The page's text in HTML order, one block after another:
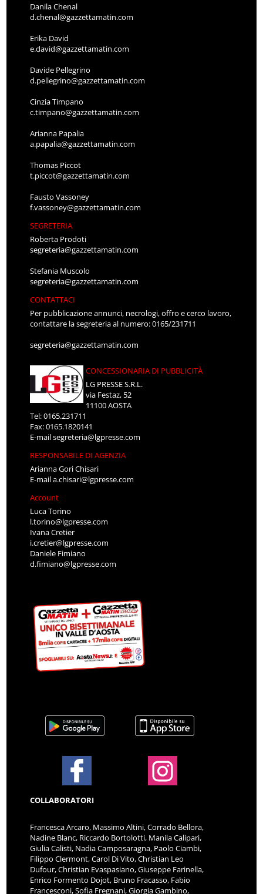
Danila Chenal
d.chenal@gazzettamatin.com
Erika David
e.david@gazzettamatin.com
Davide Pellegrino
d.pellegrino@gazzettamatin.com
Cinzia Timpano
c.timpano@gazzettamatin.com
Arianna Papalia
a.papalia@gazzettamatin.com
Thomas Piccot
t.piccot@gazzettamatin.com
Fausto Vassoney
f.vassoney@gazzettamatin.com
SEGRETERIA
Roberta Prodoti
segreteria@gazzettamatin.com
Stefania Muscolo
segreteria@gazzettamatin.com
CONTATTACI
Per pubblicazione annunci, necrologi, offro e cerco lavoro,
contattare la segreteria al numero: 0165/231711
segreteria@gazzettamatin.com
CONCESSIONARIA DI PUBBLICITÀ
LG PRESSE S.R.L.
via Festaz, 52
11100 AOSTA
Tel: 0165.231711
Fax: 0165.1820141
E-mailsegreteria@lgpresse.com
RESPONSABILE DI AGENZIA
Arianna Gori Chisari
E-maila.chisari@lgpresse.com
Account
Luca Torino
l.torino@lgpresse.com
Ivana Cretier
i.cretier@lgpresse.com
Daniele Fimiano
d.fimiano@lgpresse.com
COLLABORATORI
Francesca Arcaro, Massimo Altini, Corrado Bellora,
Nadine Blanc, Riccardo Bortolotti, Manila Calipari,
Giulia Calisti, Nadia Camposaragna, Paolo Ciambi,
Filippo Clermont, Carol Di Vito, Christian Leo
Dufour, Christian Evaspasiano, Giuseppe Farinella,
Enrico Formento Dojot, Bruno Fracasso, Fabio
Francesconi, Sofia Fregnani, Giorgia Gambino,